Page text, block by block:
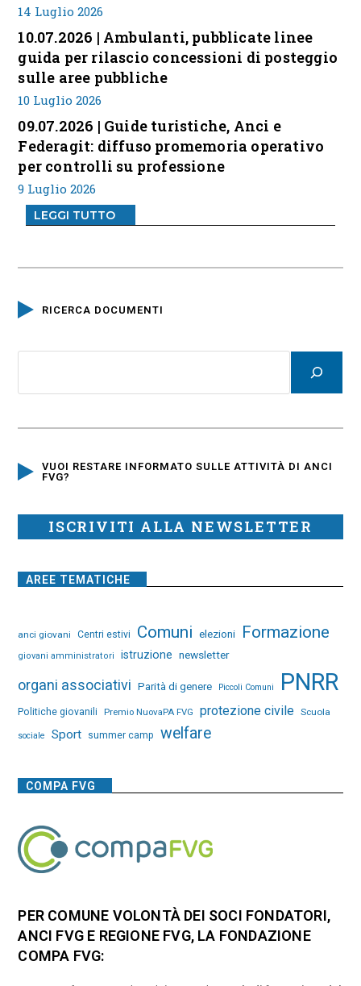
14 Luglio 2026
10.07.2026 | Ambulanti, pubblicate linee
guida per rilascio concessioni di posteggio
sulle aree pubbliche
10 Luglio 2026
09.07.2026 | Guide turistiche, Anci e
Federagit: diffuso promemoria operativo
per controlli su professione
9 Luglio 2026
LEGGI TUTTO
RICERCA DOCUMENTI
VUOI RESTARE INFORMATO SULLE ATTIVITÀ DI ANCI
FVG?
ISCRIVITI ALLA NEWSLETTER
AREE TEMATICHE
anci giovani Centri estivi Comuni elezioni Formazione
giovani amministratori istruzione newsletter
organi associativi Parità di genere Piccoli Comuni PNRR
Politiche giovanili Premio NuovaPA FVG protezione civile Scuola
sociale Sport summer camp welfare
COMPA FVG
PER COMUNE VOLONTÀ DEI SOCI FONDATORI,
ANCI FVG E REGIONE FVG, LA FONDAZIONE
COMPA FVG: